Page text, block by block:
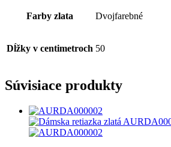
Farby zlata Dvojfarebné
Dĺžky v centimetroch 50
Súvisiace produkty